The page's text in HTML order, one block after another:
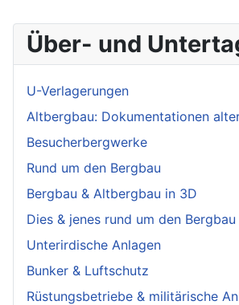
Über- und
U-Verlagerungen
Altbergbau: Dokumentationen
Besucherbergwerke
Rund um den Bergbau
Bergbau & Altbergbau in 3D
Dies & jenes rund um den Bergbau
Unterirdische Anlagen
Bunker & Luftschutz
Rüstungsbetriebe & militärische